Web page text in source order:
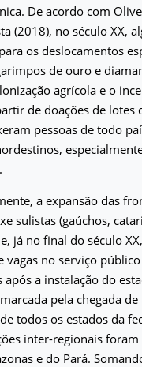
De acordo com
(2018), no século XX,
os deslocamentos
de ouro e
agrícola e o
de doações de lotes
pessoas de todo
a expansão das
sulistas (gaúchos,
já no final do século
vagas no serviço
após a instalação do
pela chegada de
todos os estados da
inter-regionais
e do Pará.